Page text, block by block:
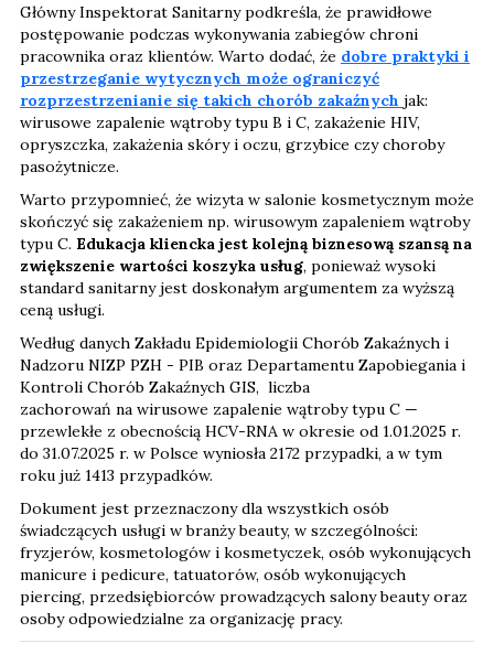
Główny Inspektorat Sanitarny podkreśla, że prawidłowe
postępowanie podczas wykonywania zabiegów chroni
pracownika oraz klientów. Warto dodać, że dobre praktyki i
przestrzeganie wytycznych może ograniczyć
rozprzestrzenianie się takich chorób zakaźnych jak:
wirusowe zapalenie wątroby typu B i C, zakażenie HIV,
opryszczka, zakażenia skóry i oczu, grzybice czy choroby
pasożytnicze.
Warto przypomnieć, że wizyta w salonie kosmetycznym może
skończyć się zakażeniem np. wirusowym zapaleniem wątroby
typu C. Edukacja kliencka jest kolejną biznesową szansą na
zwiększenie wartości koszyka usług, ponieważ wysoki
standard sanitarny jest doskonałym argumentem za wyższą
ceną usługi.
Według danych Zakładu Epidemiologii Chorób Zakaźnych i
Nadzoru NIZP PZH - PIB oraz Departamentu Zapobiegania i
Kontroli Chorób Zakaźnych GIS, liczba
zachorowań na wirusowe zapalenie wątroby typu C —
przewlekłe z obecnością HCV-RNA w okresie od 1.01.2025 r.
do 31.07.2025 r. w Polsce wyniosła 2172 przypadki, a w tym
roku już 1413 przypadków.
Dokument jest przeznaczony dla wszystkich osób
świadczących usługi w branży beauty, w szczególności:
fryzjerów, kosmetologów i kosmetyczek, osób wykonujących
manicure i pedicure, tatuatorów, osób wykonujących
piercing, przedsiębiorców prowadzących salony beauty oraz
osoby odpowiedzialne za organizację pracy.